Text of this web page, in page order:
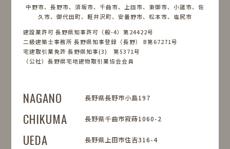
中野市、長野市、須坂市、千曲市、上田市、東御市、小諸市、佐
久市、御代田町、軽井沢町、安曇野市、松本市、塩尻市
建設業許可 長野県知事許可（般-4）第24422号
二級建築士事務所 長野県知事登録（長野） B第67271号
宅建取引業免許 長野県知事(3) 第5371号
（公社）長野県宅地建物取引業協会会員
NAGANO 長野県長野市小島197
CHIKUMA 長野県千曲市寂蒔1060-2
UEDA 長野県上田市住吉316-4